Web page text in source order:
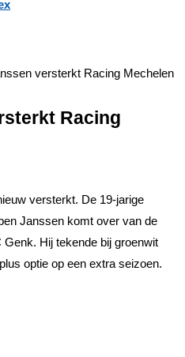
versterkt Racing Mechelen
Racing
versterkt. De 19-jarige
Janssen komt over van de
Hij tekende bij groenwit
optie op een extra seizoen.